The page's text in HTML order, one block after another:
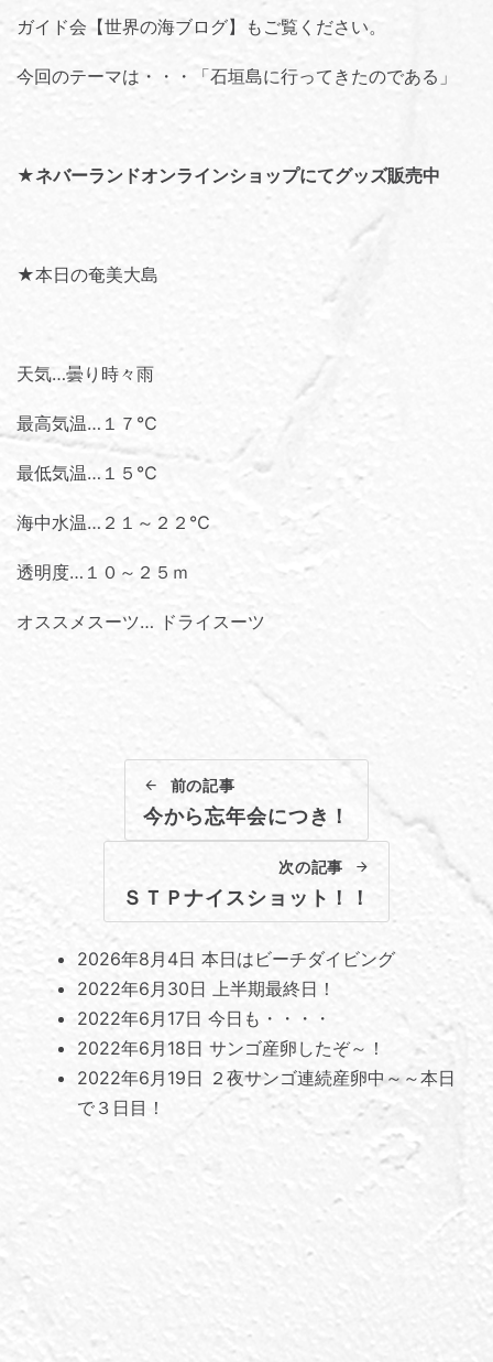
ガイド会【世界の海ブログ】 もご覧ください。
今回のテーマは・・・「石垣島に行ってきたのである 」
★ネバーランドオンラインショップにてグッズ販売中
★本日の奄美大島
天気…曇り時々雨
最高気温…１７℃
最低気温…１５℃
海中水温…２１～２２℃
透明度…１０～２５ｍ
オススメスーツ… ドライスーツ
前の記事
今から忘年会につき！
次の記事
ＳＴＰナイスショット！！
2026年8月4日 本日はビーチダイビング
2022年6月30日 上半期最終日！
2022年6月17日 今日も・・・・
2022年6月18日 サンゴ産卵したぞ～！
2022年6月19日 ２夜サンゴ連続産卵中～～本日
で３日目！